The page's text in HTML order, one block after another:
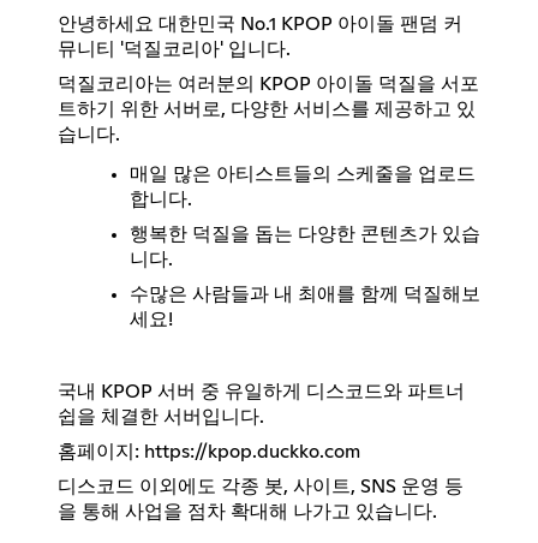
안녕하세요 대한민국 No.1 KPOP 아이돌 팬덤 커
뮤니티 '덕질코리아' 입니다.
덕질코리아는 여러분의 KPOP 아이돌 덕질을 서포
트하기 위한 서버로, 다양한 서비스를 제공하고 있
습니다.
매일 많은 아티스트들의 스케줄을 업로드
합니다.
행복한 덕질을 돕는 다양한 콘텐츠가 있습
니다.
수많은 사람들과 내 최애를 함께 덕질해보
세요!
국내 KPOP 서버 중 유일하게 디스코드와 파트너
쉽을 체결한 서버입니다.
홈페이지: https://kpop.duckko.com
디스코드 이외에도 각종 봇, 사이트, SNS 운영 등
을 통해 사업을 점차 확대해 나가고 있습니다.